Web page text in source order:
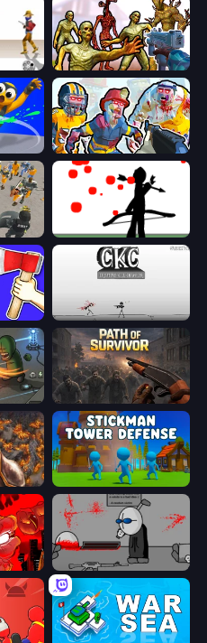
Monster Shooter Apocalypse
Zombies Shooter: Part 2
Battle Simulator: Prison & Police Bowman
Creative Kill Chamber
Path of Survivor
Madness Deathwish